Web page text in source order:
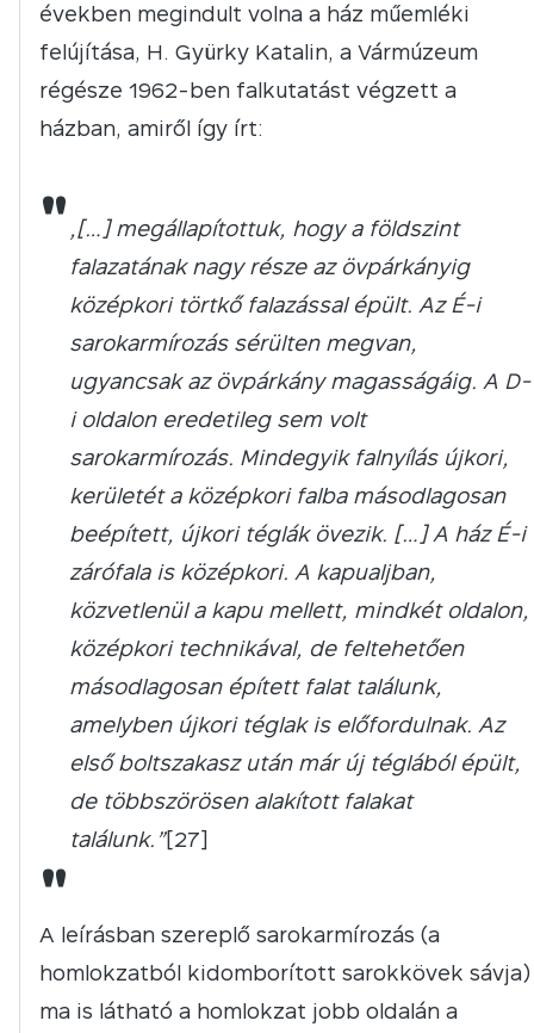
években megindult volna a ház műemléki
felújítása, H. Gyürky Katalin, a Vármúzeum
régésze 1962-ben falkutatást végzett a
házban, amiről így írt:
" „[…] megállapítottuk, hogy a földszint
falazatának nagy része az övpárkányig
középkori törtkő falazással épült. Az É-i
sarokarmírozás sérülten megvan,
ugyancsak az övpárkány magasságáig. A D-
i oldalon eredetileg sem volt
sarokarmírozás. Mindegyik falnyílás újkori,
kerületét a középkori falba másodlagosan
beépített, újkori téglák övezik. […] A ház É-i
zárófala is középkori. A kapualjban,
közvetlenül a kapu mellett, mindkét oldalon,
középkori technikával, de feltehetően
másodlagosan épített falat találunk,
amelyben újkori téglak is előfordulnak. Az
első boltszakasz után már új téglából épült,
de többszörösen alakított falakat
találunk.”[27]
"
A leírásban szereplő sarokarmírozás (a
homlokzatból kidomborított sarokkövek sávja)
ma is látható a homlokzat jobb oldalán a